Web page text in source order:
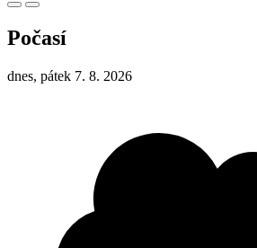
Počasí
dnes, pátek 7. 8. 2026